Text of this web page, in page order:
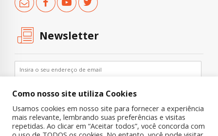
Newsletter
Como nosso site utiliza Cookies
Usamos cookies em nosso site para fornecer a experiência
mais relevante, lembrando suas preferências e visitas
repetidas. Ao clicar em “Aceitar todos”, você concorda com